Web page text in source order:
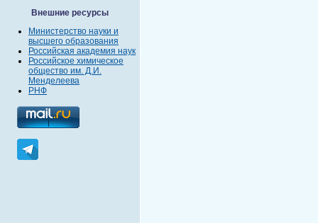
Внешние ресурсы
Министерство науки и
высшего образования
Российская академия наук
Российское химическое
общество им. Д.И.
Менделеева
РНФ